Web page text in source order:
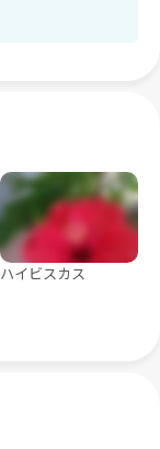
ハイビスカス